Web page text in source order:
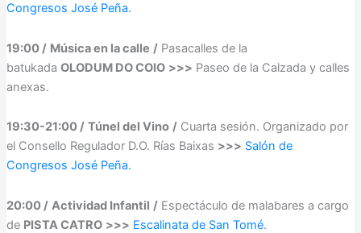
Congresos José Peña.
19:00 / Música en la calle /Pasacalles de la
batukada OLODUM DO COIO >>> Paseo de la Calzada y calles
anexas.
19:30-21:00 / Túnel del Vino /Cuarta sesión. Organizado por
el Consello Regulador D.O. Rías Baixas >>> Salón de
Congresos José Peña.
20:00 / Actividad Infantil /Espectáculo de malabares a cargo
de PISTA CATRO >>> Escalinata de San Tomé.